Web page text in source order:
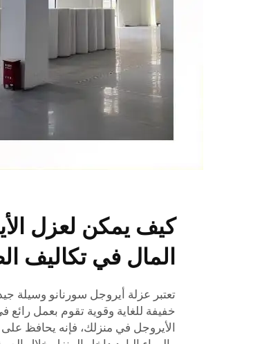
كيف يمكن لعزل
المال في تكاليف
تعتبر عزلة أيروجل سورنانو وسيلة
خفيفة للغاية وقوية تقوم بعمل
الأيروجل في منزلك، فإنه يحافظ على